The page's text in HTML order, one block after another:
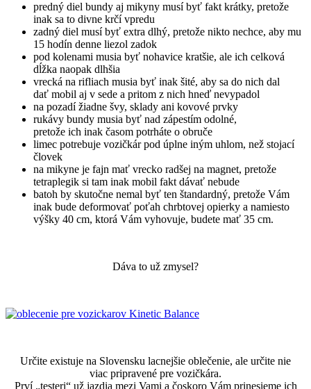
predný diel bundy aj mikyny musí byť fakt krátky, pretože
inak sa to divne krčí vpredu
zadný diel musí byť extra dlhý, pretože nikto nechce, aby mu
15 hodín denne liezol zadok
pod kolenami musia byť nohavice kratšie, ale ich celková
dĺžka naopak dlhšia
vrecká na rifliach musia byť inak šité, aby sa do nich dal
dať mobil aj v sede a pritom z nich hneď nevypadol
na pozadí žiadne švy, sklady ani kovové prvky
rukávy bundy musia byť nad zápestím odolné,
pretože ich inak časom potrháte o obruče
limec potrebuje vozičkár pod úplne iným uhlom, než stojací
človek
na mikyne je fajn mať vrecko radšej na magnet, pretože
tetraplegik si tam inak mobil fakt dávať nebude
batoh by skutočne nemal byť ten štandardný, pretože Vám
inak bude deformovať poťah chrbtovej opierky a namiesto
výšky 40 cm, ktorá Vám vyhovuje, budete mať 35 cm.
Dáva to už zmysel?
Určite existuje na Slovensku lacnejšie oblečenie, ale určite nie
viac pripravené pre vozičkára.
Prví „testeri“ už jazdia mezi Vami a čoskoro Vám prinesieme ich